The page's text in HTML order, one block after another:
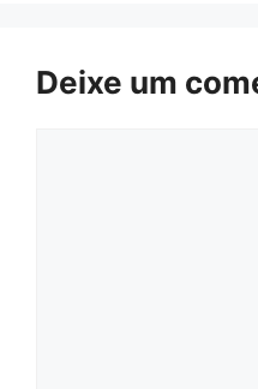
Deixe um